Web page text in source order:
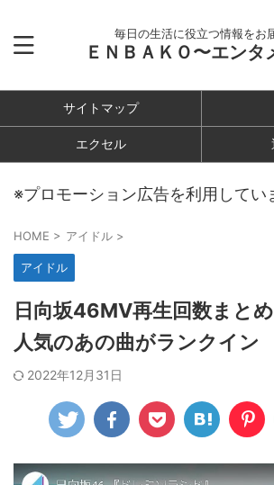
毎日の生活に役立つ情報をお
ＥＮＢＡＫＯ〜エンタ
サイトマップ
エクセル
※プロモーション広告を利用してい
HOME > アイドル >
アイドル
日向坂46MV再生回数まと
人気のあの曲がランクイン
2022年12月31日